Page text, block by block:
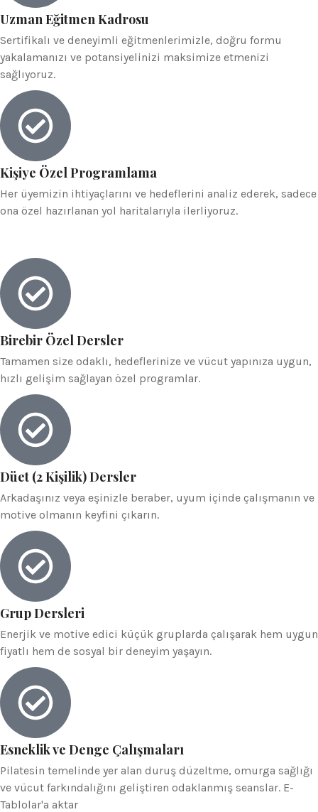
Uzman Eğitmen Kadrosu
Sertifikalı ve deneyimli eğitmenlerimizle, doğru formu
yakalamanızı ve potansiyelinizi maksimize etmenizi
sağlıyoruz.
Kişiye Özel Programlama
Her üyemizin ihtiyaçlarını ve hedeflerini analiz ederek, sadece
ona özel hazırlanan yol haritalarıyla ilerliyoruz.
Birebir Özel Dersler
Tamamen size odaklı, hedeflerinize ve vücut yapınıza uygun,
hızlı gelişim sağlayan özel programlar.
Düet (2 Kişilik) Dersler
Arkadaşınız veya eşinizle beraber, uyum içinde çalışmanın ve
motive olmanın keyfini çıkarın.
Grup Dersleri
Enerjik ve motive edici küçük gruplarda çalışarak hem uygun
fiyatlı hem de sosyal bir deneyim yaşayın.
Esneklik ve Denge Çalışmaları
Pilatesin temelinde yer alan duruş düzeltme, omurga sağlığı
ve vücut farkındalığını geliştiren odaklanmış seanslar. E-
Tablolar'a aktar